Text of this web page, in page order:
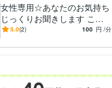
女性専用☆あなたのお気持ち
じっくりお聞きします この
気持ちを誰かに聞いてほしい
す
5.0(2) 100 円 /分